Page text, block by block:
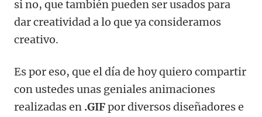
si no, que también pueden ser usados para
dar creatividad a lo que ya consideramos
creativo.
Es por eso, que el día de hoy quiero compartir
con ustedes unas geniales animaciones
realizadas en .GIFpor diversos diseñadores e